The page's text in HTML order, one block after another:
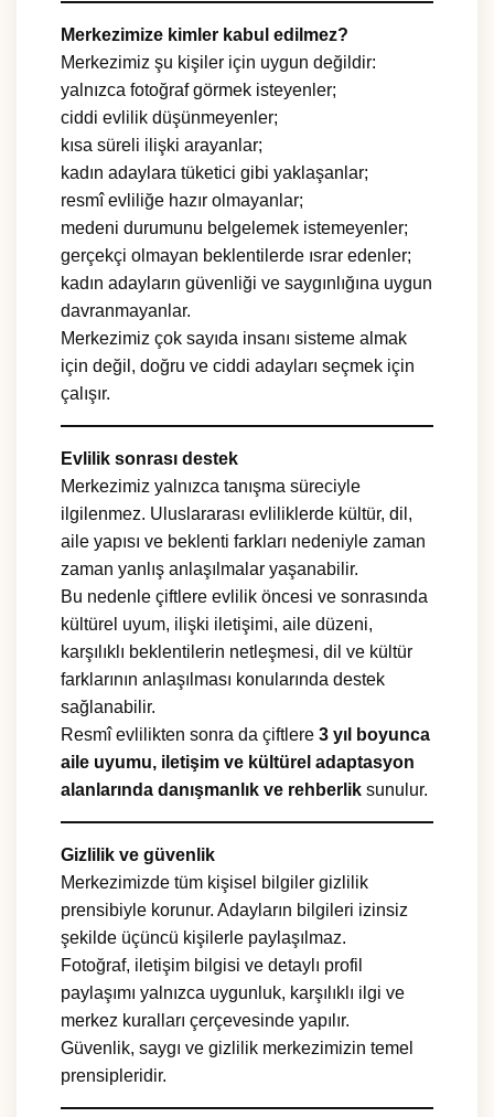
Merkezimize kimler kabul edilmez?
Merkezimiz şu kişiler için uygun değildir:
yalnızca fotoğraf görmek isteyenler;
ciddi evlilik düşünmeyenler;
kısa süreli ilişki arayanlar;
kadın adaylara tüketici gibi yaklaşanlar;
resmî evliliğe hazır olmayanlar;
medeni durumunu belgelemek istemeyenler;
gerçekçi olmayan beklentilerde ısrar edenler;
kadın adayların güvenliği ve saygınlığına uygun
davranmayanlar.
Merkezimiz çok sayıda insanı sisteme almak
için değil, doğru ve ciddi adayları seçmek için
çalışır.
Evlilik sonrası destek
Merkezimiz yalnızca tanışma süreciyle
ilgilenmez. Uluslararası evliliklerde kültür, dil,
aile yapısı ve beklenti farkları nedeniyle zaman
zaman yanlış anlaşılmalar yaşanabilir.
Bu nedenle çiftlere evlilik öncesi ve sonrasında
kültürel uyum, ilişki iletişimi, aile düzeni,
karşılıklı beklentilerin netleşmesi, dil ve kültür
farklarının anlaşılması konularında destek
sağlanabilir.
Resmî evlilikten sonra da çiftlere 3 yıl boyunca
aile uyumu, iletişim ve kültürel adaptasyon
alanlarında danışmanlık ve rehberlik sunulur.
Gizlilik ve güvenlik
Merkezimizde tüm kişisel bilgiler gizlilik
prensibiyle korunur. Adayların bilgileri izinsiz
şekilde üçüncü kişilerle paylaşılmaz.
Fotoğraf, iletişim bilgisi ve detaylı profil
paylaşımı yalnızca uygunluk, karşılıklı ilgi ve
merkez kuralları çerçevesinde yapılır.
Güvenlik, saygı ve gizlilik merkezimizin temel
prensipleridir.